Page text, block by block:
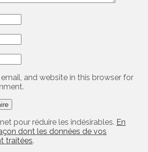
and website in this browser for
pour réduire les indésirables. En
dont les données de vos
traitées.